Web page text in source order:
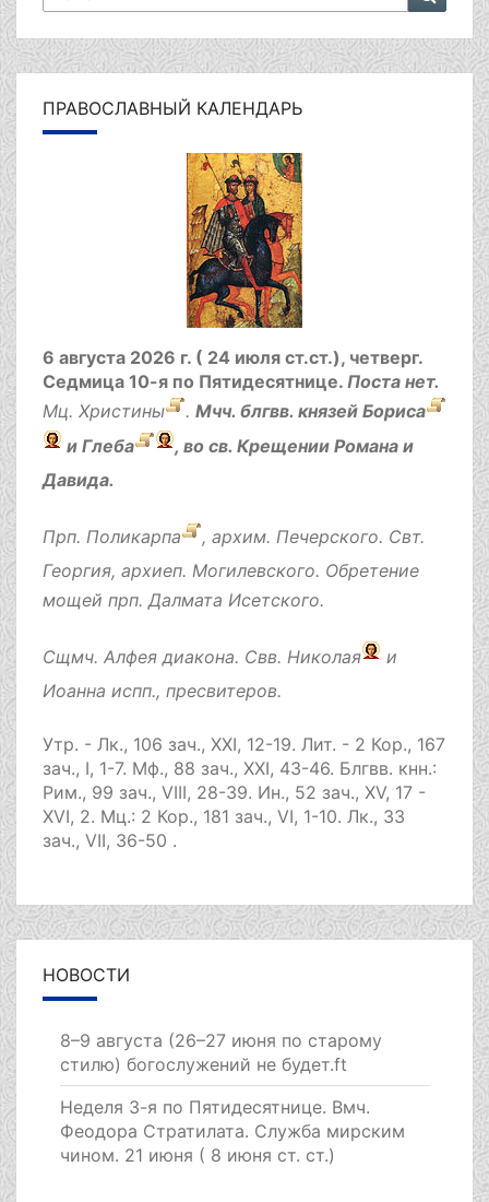
ПРАВОСЛАВНЫЙ КАЛЕНДАРЬ
6 августа 2026 г. ( 24 июля ст.ст.), четверг.
Седмица 10-я по Пятидесятнице. Поста нет.
Мц. Христины . Мчч. блгвв. князей Бориса
и Глеба
, во св. Крещении Романа и
Давида.
Прп. Поликарпа
, архим. Печерского. Свт.
Георгия, архиеп. Могилевского. Обретение
мощей прп.Далмата Исетского.
Сщмч. Алфея диакона. Свв. Николая
и
Иоанна испп., пресвитеров.
Утр. - Лк., 106 зач., XXI, 12-19. Лит. - 2 Кор., 167
зач., I, 1-7. Мф., 88 зач., XXI, 43-46. Блгвв. кнн.:
Рим., 99 зач., VIII, 28-39. Ин., 52 зач., XV, 17 -
XVI, 2. Мц.: 2 Кор., 181 зач., VI, 1-10. Лк., 33
зач., VII, 36-50 .
НОВОСТИ
8–9 августа (26–27 июня по старому
стилю) богослужений не будет.ft
Неделя 3-я по Пятидесятнице. Вмч.
Феодора Стратилата. Служба мирским
чином. 21 июня ( 8 июня ст. ст.)